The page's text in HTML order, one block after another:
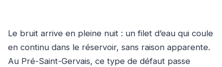
Le bruit arrive en pleine nuit : un filet d’eau qui coule
en continu dans le réservoir, sans raison apparente.
Au Pré-Saint-Gervais, ce type de défaut passe